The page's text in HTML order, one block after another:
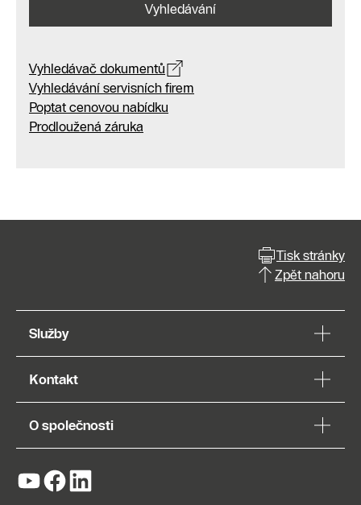
Vyhledávání
Vyhledávač dokumentů
Vyhledávání servisních firem
Poptat cenovou nabídku
Prodloužená záruka
Tisk stránky
Zpět nahoru
Služby
Kontakt
O společnosti